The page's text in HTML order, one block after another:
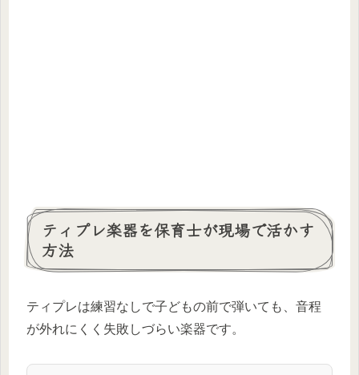
ティプレ楽器を保育士が現場で活かす
方法
ティプレは練習なしで子どもの前で弾いても、音程
が外れにくく失敗しづらい楽器です。